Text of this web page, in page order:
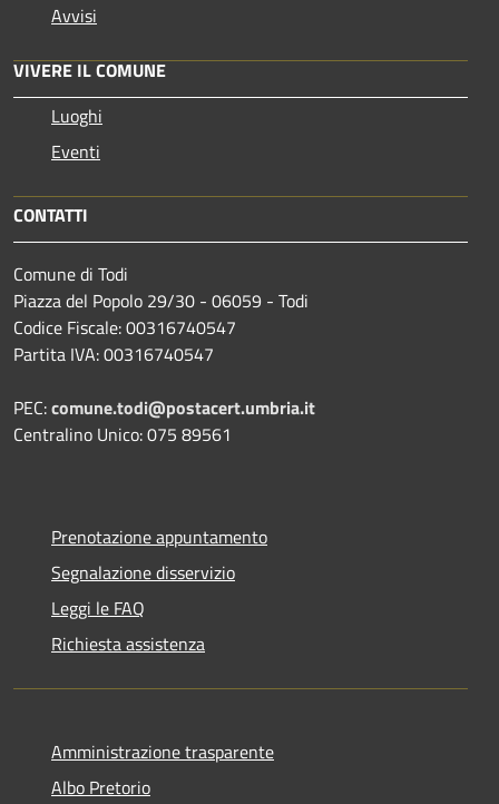
Avvisi
VIVERE IL COMUNE
Luoghi
Eventi
CONTATTI
Comune di Todi
Piazza del Popolo 29/30 - 06059 - Todi
Codice Fiscale: 00316740547
Partita IVA: 00316740547
PEC:comune.todi@postacert.umbria.it
Centralino Unico: 075 89561
Prenotazione appuntamento
Segnalazione disservizio
Leggi le FAQ
Richiesta assistenza
Amministrazione trasparente
Albo Pretorio